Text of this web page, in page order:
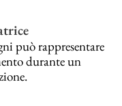
può rappresentare
durante un